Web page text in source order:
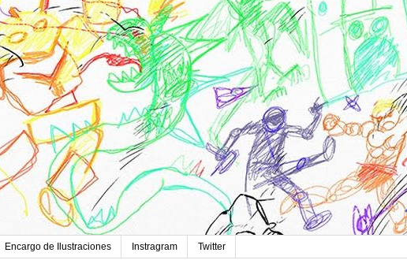
Encargo de Ilustraciones Instragram Twitter